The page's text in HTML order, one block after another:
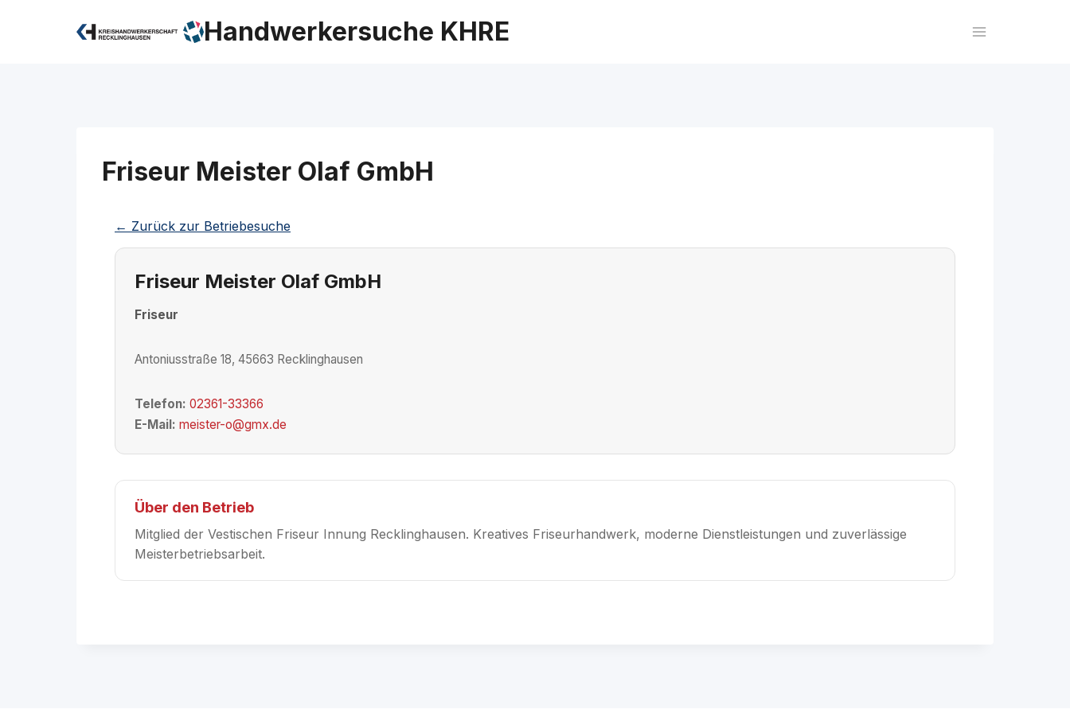
Handwerkersuche KHRE
Friseur Meister Olaf GmbH
← Zurück zur Betriebesuche
Friseur Meister Olaf GmbH
Friseur
Antoniusstraße 18, 45663 Recklinghausen
Telefon: 02361-33366
E-Mail: meister-o@gmx.de
Über den Betrieb
Mitglied der Vestischen Friseur Innung Recklinghausen. Kreatives Friseurhandwerk, moderne Dienstleistungen und zuverlässige
Meisterbetriebsarbeit.